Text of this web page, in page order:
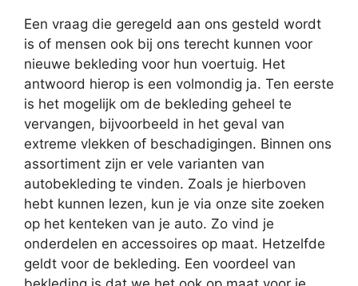
Een vraag die geregeld aan ons gesteld wordt
is of mensen ook bij ons terecht kunnen voor
nieuwe bekleding voor hun voertuig. Het
antwoord hierop is een volmondig ja. Ten eerste
is het mogelijk om de bekleding geheel te
vervangen, bijvoorbeeld in het geval van
extreme vlekken of beschadigingen. Binnen ons
assortiment zijn er vele varianten van
autobekleding te vinden. Zoals je hierboven
hebt kunnen lezen, kun je via onze site zoeken
op het kenteken van je auto. Zo vind je
onderdelen en accessoires op maat. Hetzelfde
geldt voor de bekleding. Een voordeel van